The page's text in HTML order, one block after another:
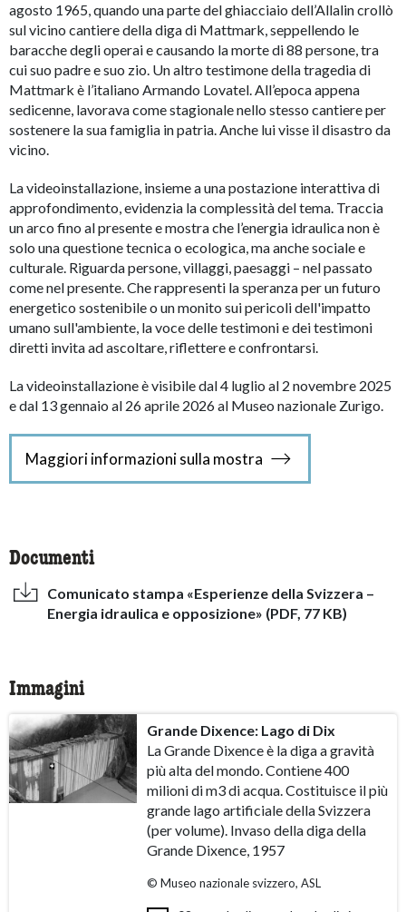
agosto 1965, quando una parte del ghiacciaio dell’Allalin crollò
sul vicino cantiere della diga di Mattmark, seppellendo le
baracche degli operai e causando la morte di 88 persone, tra
cui suo padre e suo zio. Un altro testimone della tragedia di
Mattmark è l’italiano Armando Lovatel. All’epoca appena
sedicenne, lavorava come stagionale nello stesso cantiere per
sostenere la sua famiglia in patria. Anche lui visse il disastro da
vicino.
La videoinstallazione, insieme a una postazione interattiva di
approfondimento, evidenzia la complessità del tema. Traccia
un arco fino al presente e mostra che l’energia idraulica non è
solo una questione tecnica o ecologica, ma anche sociale e
culturale. Riguarda persone, villaggi, paesaggi – nel passato
come nel presente. Che rappresenti la speranza per un futuro
energetico sostenibile o un monito sui pericoli dell'impatto
umano sull'ambiente, la voce delle testimoni e dei testimoni
diretti invita ad ascoltare, riflettere e confrontarsi.
La videoinstallazione è visibile dal 4 luglio al 2 novembre 2025
e dal 13 gennaio al 26 aprile 2026 al Museo nazionale Zurigo.
Maggiori informazioni sulla mostra
Documenti
Comunicato stampa «Esperienze della Svizzera –
Energia idraulica e opposizione» (PDF, 77 KB)
Immagini
Grande Dixence: Lago di Dix
La Grande Dixence è la diga a gravità
più alta del mondo. Contiene 400
milioni di m3 di acqua. Costituisce il più
grande lago artificiale della Svizzera
(per volume). Invaso della diga della
Grande Dixence, 1957
© Museo nazionale svizzero, ASL